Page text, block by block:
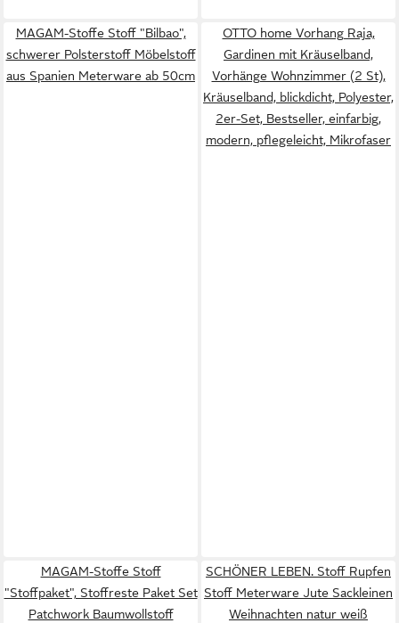
MAGAM-Stoffe Stoff "Bilbao",
schwerer Polsterstoff Möbelstoff
aus Spanien Meterware ab 50cm
OTTO home Vorhang Raja,
Gardinen mit Kräuselband,
Vorhänge Wohnzimmer (2 St),
Kräuselband, blickdicht, Polyester,
2er-Set, Bestseller, einfarbig,
modern, pflegeleicht, Mikrofaser
MAGAM-Stoffe Stoff
"Stoffpaket", Stoffreste Paket Set
Patchwork Baumwollstoff
SCHÖNER LEBEN. Stoff Rupfen
Stoff Meterware Jute Sackleinen
Weihnachten natur weiß